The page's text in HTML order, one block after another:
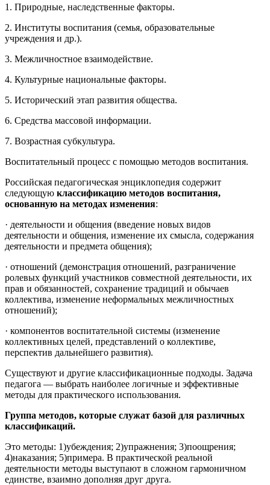
1. Природные, наследственные факторы.
2. Институты воспитания (семья, образовательные
учреждения и др.).
3. Межличностное взаимодействие.
4. Культурные национальные факторы.
5. Исторический этап развития общества.
6. Средства массовой информации.
7. Возрастная субкультура.
Воспитательный процесс с помощью методов воспитания.
Российская педагогическая энциклопедия содержит
следующую классификацию методов воспитания,
основанную на методах изменения:
· деятельности и общения (введение новых видов
деятельности и общения, изменение их смысла, содержания
деятельности и предмета общения);
· отношений (демонстрация отношений, разграничение
ролевых функций участников совместной деятельности, их
прав и обязанностей, сохранение традиций и обычаев
коллектива, изменение неформальных межличностных
отношений);
· компонентов воспитательной системы (изменение
коллективных целей, представлений о коллективе,
перспектив дальнейшего развития).
Существуют и другие классификационные подходы. Задача
педагога — выбрать наиболее логичные и эффективные
методы для практического использования.
Группа методов, которые служат базой для различных
классификаций.
Это методы: 1)убеждения; 2)упражнения; 3)поощрения;
4)наказания; 5)примера. В практической реальной
деятельности методы выступают в сложном гармоничном
единстве, взаимно дополняя друг друга.